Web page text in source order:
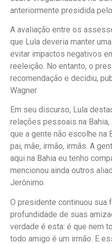
anteriormente presidida
A avaliação entre os
que Lula deveria manter
evitar impactos negativos
reeleição. No entanto, o
recomendação e decidiu,
Wagner.
Em seu discurso, Lula
relações pessoais na
que a gente não escolhe na
pai, mãe, irmão, irmãs. A
aqui na Bahia eu tenho
mencionou ainda outros
Jerônimo.
O presidente continuou sua
profundidade de suas
verdade é esta: é que nem
todo amigo é um irmão. E